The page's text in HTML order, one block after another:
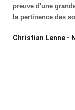
preuve d'une
la pertinence des
Christian Lenne -